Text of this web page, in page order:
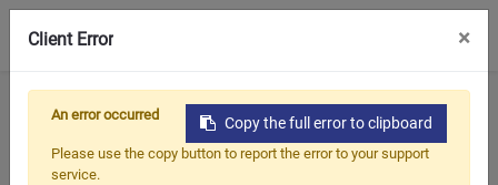
ホーム 製品
テレビマウント
13インチから32インチまでの小型サイズ
Client Error ×
Copy the full error to clipboard
An error occurred
Please use the copy button to report the error to your support
service.